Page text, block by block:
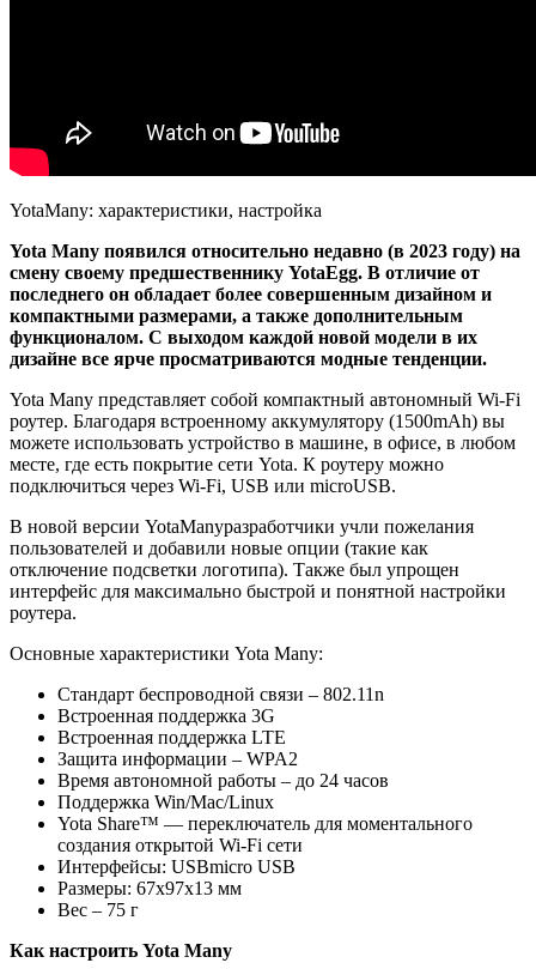
YotaMany: характеристики, настройка
Yota Many появился относительно недавно (в 2023 году) на
смену своему предшественнику YotaEgg. В отличие от
последнего он обладает более совершенным дизайном и
компактными размерами, а также дополнительным
функционалом. С выходом каждой новой модели в их
дизайне все ярче просматриваются модные тенденции.
Yota Many представляет собой компактный автономный Wi-Fi
роутер. Благодаря встроенному аккумулятору (1500mAh) вы
можете использовать устройство в машине, в офисе, в любом
месте, где есть покрытие сети Yota. К роутеру можно
подключиться через Wi-Fi, USB или microUSB.
В новой версии YotaManyразработчики учли пожелания
пользователей и добавили новые опции (такие как
отключение подсветки логотипа). Также был упрощен
интерфейс для максимально быстрой и понятной настройки
роутера.
Основные характеристики Yota Many:
Стандарт беспроводной связи – 802.11n
Встроенная поддержка 3G
Встроенная поддержка LTE
Защита информации – WPA2
Время автономной работы – до 24 часов
Поддержка Win/Mac/Linux
Yota Share™ — переключатель для моментального
создания открытой Wi-Fi сети
Интерфейсы: USBmicro USB
Размеры: 67x97x13 мм
Вес – 75 г
Как настроить Yota Many